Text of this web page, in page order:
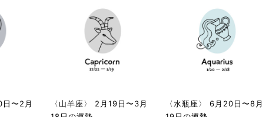
日〜2月
〈山羊座〉 2月19日〜3月
〈水瓶座〉 6月20日〜8月